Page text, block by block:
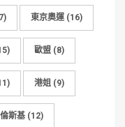
東京奧運(16)
歐盟 (8)
港姐 (9)
斯基 (12)